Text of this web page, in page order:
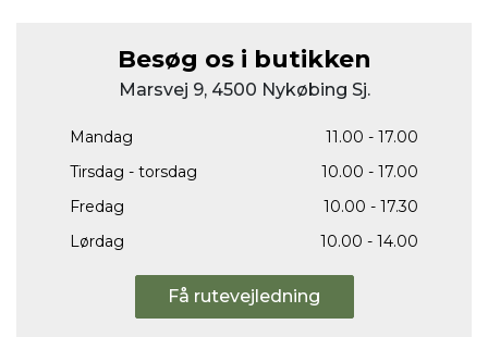
Besøg os i butikken
Marsvej 9, 4500 Nykøbing Sj.
Mandag
11.00 - 17.00
Tirsdag - torsdag
10.00 - 17.00
Fredag
10.00 - 17.30
Lørdag
10.00 - 14.00
Få rutevejledning